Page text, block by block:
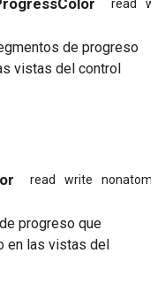
read
de progreso
vistas del control
read write nonatomic
progreso que
en las vistas del